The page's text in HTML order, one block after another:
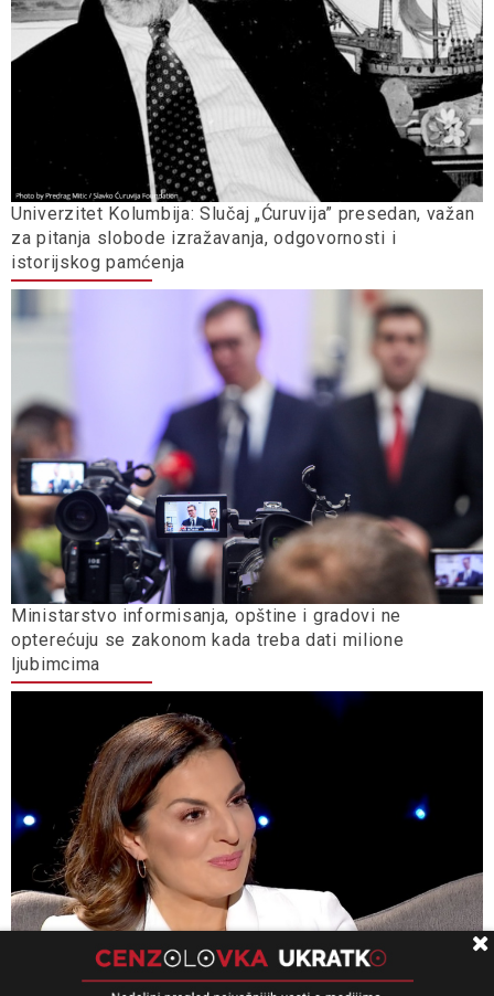
Univerzitet Kolumbija: Slučaj „Ćuruvija” presedan, važan
za pitanja slobode izražavanja, odgovornosti i
istorijskog pamćenja
Ministarstvo informisanja, opštine i gradovi ne
opterećuju se zakonom kada treba dati milione
ljubimcima